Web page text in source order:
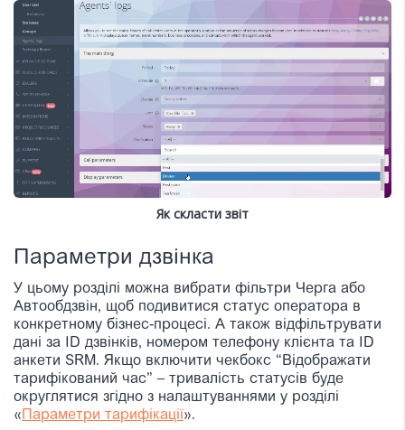
Як скласти звіт
Параметри дзвінка
У цьому розділі можна вибрати фільтри Черга або
Автообдзвін, щоб подивитися статус оператора в
конкретному бізнес-процесі. А також відфільтрувати
дані за ID дзвінків, номером телефону клієнта та ID
анкети SRM. Якщо включити чекбокс “Відображати
тарифікований час” – тривалість статусів буде
округлятися згідно з налаштуваннями у розділі
«Параметри тарифікації».